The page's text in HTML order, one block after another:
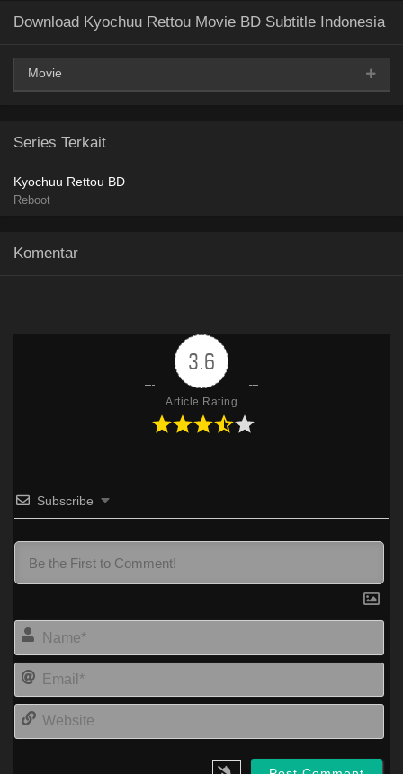
Download Kyochuu Rettou Movie BD Subtitle Indonesia
Movie
360p
TeraBox
MediaFire
Series Terkait
Kyochuu Rettou BD
Reboot
Komentar
3.6
Article Rating
Subscribe